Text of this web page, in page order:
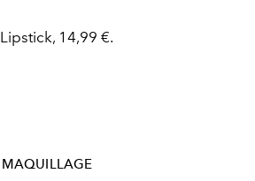
Lipstick, 14,99 €.
MAQUILLAGE